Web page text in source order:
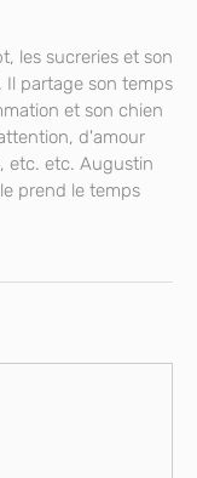
les sucreries et son
partage son temps
et son chien
d'amour
etc. etc. Augustin
prend le temps